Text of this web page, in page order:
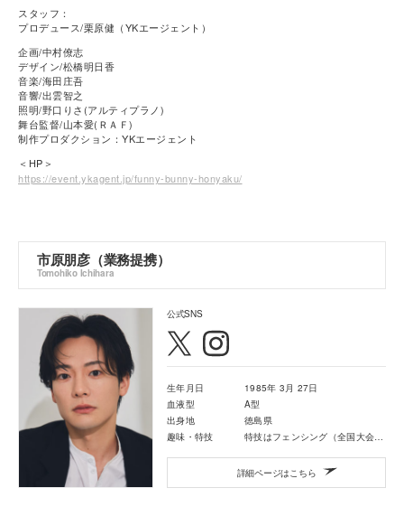
スタッフ：
プロデュース/栗原健（YKエージェント）
企画/中村僚志
デザイン/松橋明日香
音楽/海田庄吾
音響/出雲智之
照明/野口りさ(アルティプラノ)
舞台監督/山本愛(ＲＡＦ)
制作プロダクション：YKエージェント
＜HP＞
https://event.ykagent.jp/funny-bunny-honyaku/
市原朋彦（業務提携）
Tomohiko Ichihara
公式SNS
生年月日
1985年 3月 27日
血液型
A型
出身地
徳島県
趣味・特技
特技はフェンシング（全国大会出場）、弓道、サッカー
詳細ページはこちら